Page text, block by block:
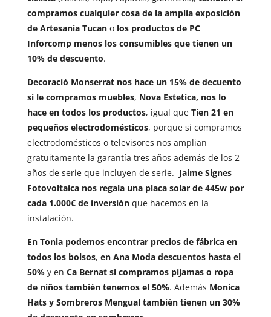
compramos cualquier cosa de la amplia exposición
de Artesanía Tucano los productos de PC
Inforcomp menos los consumibles que tienen un
10% de descuento.
Decoració Monserrat nos hace un 15% de decuento
si le compramos muebles, Nova Estetica, nos lo
hace en todos los productos, igual que Tien 21 en
pequeños electrodomésticos, porque si compramos
electrodomésticos o televisores nos amplian
gratuitamente la garantía tres años además de los 2
años de serie que incluyen de serie. Jaime Signes
Fotovoltaica nos regala una placa solar de 445w por
cada 1.000€ de inversiónque hacemos en la
instalación.
En Tonia podemos encontrar precios de fábrica en
todos los bolsos, en Ana Moda descuentos hasta el
50%y en Ca Bernat si compramos pijamas o ropa
de niños también tenemos el 50%. Además Monica
Hats y Sombreros Mengual también tienen un 30%